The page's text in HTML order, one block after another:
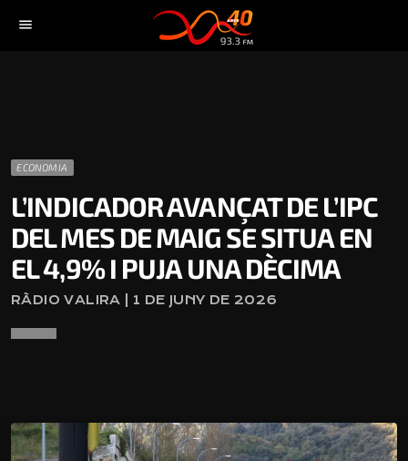
menu
ECONOMIA
L’INDICADOR AVANÇAT DE L’IPC
DEL MES DE MAIG SE SITUA EN
EL 4,9% I PUJA UNA DÈCIMA
RÀDIO VALIRA | 1 DE JUNY DE 2026